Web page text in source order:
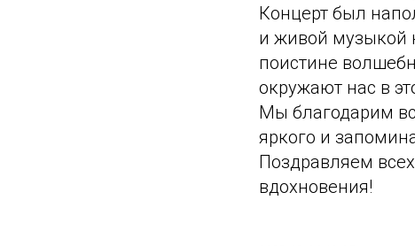
Концерт был
и живой музыкой
поистине
окружают нас в
Мы благодарим
яркого и
Поздравляем
вдохновения!